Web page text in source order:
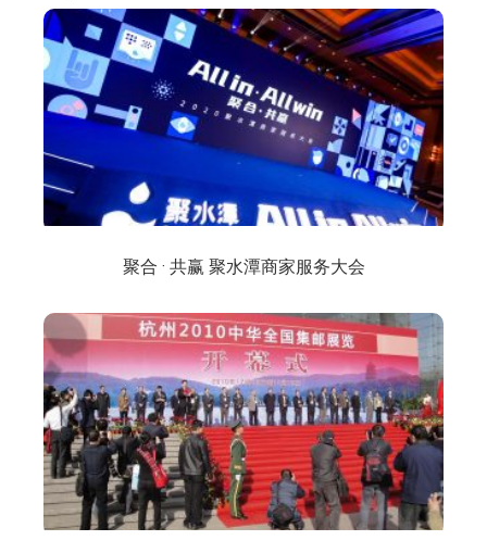
聚合 · 共赢 聚水潭商家服务大会